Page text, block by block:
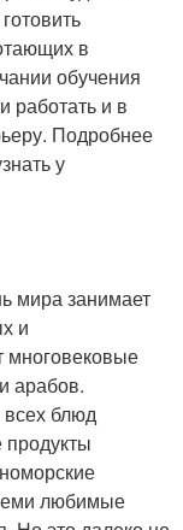
в
обучения
работать и в
Подробнее
у
мира занимает
и
многовековые
арабов.
всех блюд
продукты
любимые